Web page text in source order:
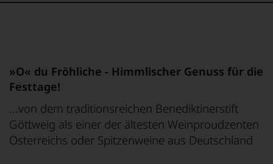
»O« du Fröhliche - Himmlischer Genuss für die
Festtage!
...von dem traditionsreichen Benediktinerstift
Göttweig als einer der ältesten Weinproudzenten
Österreichs oder Spitzenweine aus Deutschland